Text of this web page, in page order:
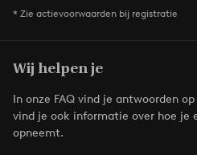
* Zie actievoorwaarden bij registratie
Wij helpen je
In onze FAQ vind je antwoorden
vind je ook informatie over hoe je
opneemt.